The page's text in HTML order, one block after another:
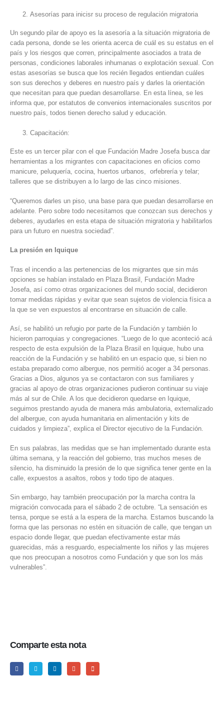
Asesorías para inicisr su proceso de regulación migratoria
Un segundo pilar de apoyo es la asesoría a la situación migratoria de
cada persona, donde se les orienta acerca de cuál es su estatus en el
país y los riesgos que corren, principalmente asociados a trata de
personas, condiciones laborales inhumanas o explotación sexual. Con
estas asesorías se busca que los recién llegados entiendan cuáles
son sus derechos y deberes en nuestro país y darles la orientación
que necesitan para que puedan desarrollarse. En esta línea, se les
informa que, por estatutos de convenios internacionales suscritos por
nuestro país, todos tienen derecho salud y educación.
Capacitación:
Este es un tercer pilar con el que Fundación Madre Josefa busca dar
herramientas a los migrantes con capacitaciones en oficios como
manicure, peluquería, cocina, huertos urbanos, orfebrería y telar;
talleres que se distribuyen a lo largo de las cinco misiones.
“Queremos darles un piso, una base para que puedan desarrollarse en
adelante. Pero sobre todo necesitamos que conozcan sus derechos y
deberes, ayudarles en esta etapa de situación migratoria y habilitarlos
para un futuro en nuestra sociedad”.
La presión en Iquique
Tras el incendio a las pertenencias de los migrantes que sin más
opciones se habían instalado en Plaza Brasil, Fundación Madre
Josefa, así como otras organizaciones del mundo social, decidieron
tomar medidas rápidas y evitar que sean sujetos de violencia física a
la que se ven expuestos al encontrarse en situación de calle.
Así, se habilitó un refugio por parte de la Fundación y también lo
hicieron parroquias y congregaciones. “Luego de lo que aconteció acá
respecto de esta expulsión de la Plaza Brasil en Iquique, hubo una
reacción de la Fundación y se habilitó en un espacio que, si bien no
estaba preparado como albergue, nos permitió acoger a 34 personas.
Gracias a Dios, algunos ya se contactaron con sus familiares y
gracias al apoyo de otras organizaciones pudieron continuar su viaje
más al sur de Chile. A los que decidieron quedarse en Iquique,
seguimos prestando ayuda de manera más ambulatoria, externalizado
del albergue, con ayuda humanitaria en alimentación y kits de
cuidados y limpieza”, explica el Director ejecutivo de la Fundación.
En sus palabras, las medidas que se han implementado durante esta
última semana, y la reacción del gobierno, tras muchos meses de
silencio, ha disminuido la presión de lo que significa tener gente en la
calle, expuestos a asaltos, robos y todo tipo de ataques.
Sin embargo, hay también preocupación por la marcha contra la
migración convocada para el sábado 2 de octubre. “La sensación es
tensa, porque se está a la espera de la marcha. Estamos buscando la
forma que las personas no estén en situación de calle, que tengan un
espacio donde llegar, que puedan efectivamente estar más
guarecidas, más a resguardo, especialmente los niños y las mujeres
que nos preocupan a nosotros como Fundación y que son los más
vulnerables”.
Comparte esta nota